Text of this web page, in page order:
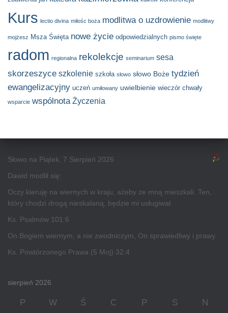
Kurs lectio divina miłośc boża modlitwa o uzdrowienie modlitwy
mojżesz Msza Święta nowe życie odpowiedzialnych pismo święte
radom regionalna rekolekcje seminarium sesa
skorzeszyce szkolenie szkoła słowo słowo Boże tydzień
ewangelizacyjny uczeń umiłowany uwielbienie wieczór chwały
wsparcie wspólnota Życzenia
Słowo na Piątek, 7 Sierpień 2026
Dawid modlił się:
Oczy kieruję na wiernych w kraju, ażeby ze mną mieszkali. Ten,
który chodzi drogą nieskalaną, będzie mi usługiwał.
Ks. Psalmów 101:6
On Bogiem wiernym, a nie zwodniczym, On sprawiedliwy i prawy.
Ks. Powtórzonego Prawa (5 Moj) 32:4
sierpień 2026
P W Ś C P S N